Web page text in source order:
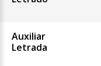
Auxiliar
Letrada